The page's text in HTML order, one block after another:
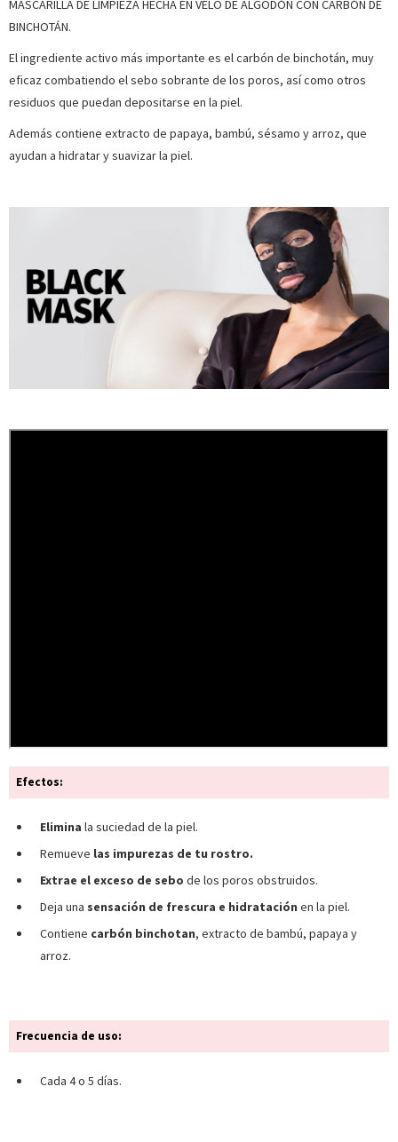
MASCARILLA DE LIMPIEZA HECHA EN VELO DE ALGODÓN CON CARBÓN DE
BINCHOTÁN.
El ingrediente activo más importante es el carbón de binchotán, muy
eficaz combatiendo el sebo sobrante de los poros, así como otros
residuos que puedan depositarse en la piel.
Además contiene extracto de papaya, bambú, sésamo y arroz, que
ayudan a hidratar y suavizar la piel.
Efectos:
Elimina la suciedad de la piel.
Remueve las impurezas de tu rostro.
Extrae el exceso de sebo de los poros obstruidos.
Deja una sensación de frescura e hidratación en la piel.
Contiene carbón binchotan, extracto de bambú, papaya y
arroz.
Frecuencia de uso:
Cada 4 o 5 días.